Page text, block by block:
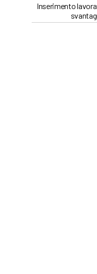
Inserimento